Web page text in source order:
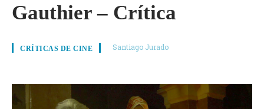
Gauthier – Crítica
CRÍTICAS DE CINE Santiago Jurado